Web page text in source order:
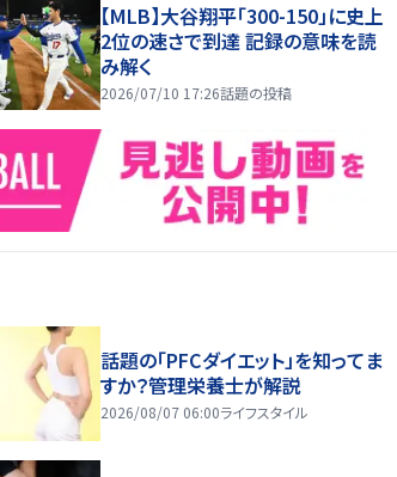
【MLB】大谷翔平「300-150」に史上
2位の速さで到達 記録の意味を読
み解く
2026/07/10 17:26話題の投稿
話題の「PFCダイエット」を知ってま
すか？管理栄養士が解説
2026/08/07 06:00ライフスタイル